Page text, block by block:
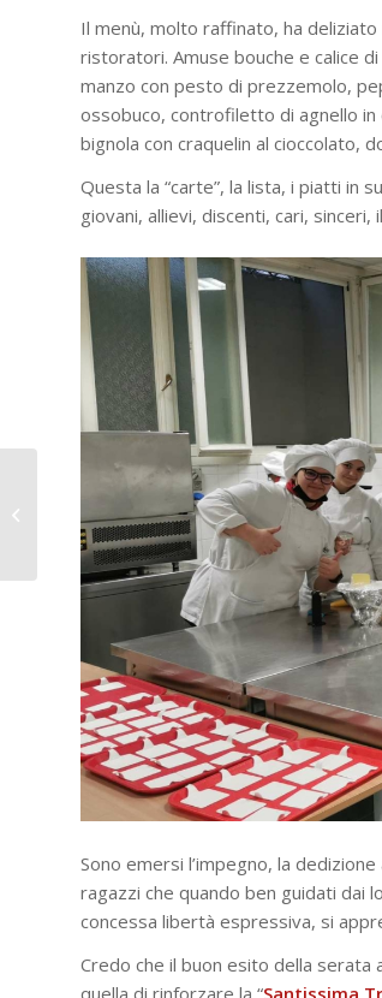
Il menù, molto raffinato, ha deliziato
ristoratori. Amuse bouche e calice
manzo con pesto di prezzemolo,
ossobuco, controfiletto di agnello
bignola con craquelin al cioccolato,
Questa la “carte”, la lista, i piatti in
giovani, allievi, discenti, cari,
Sono emersi l’impegno, la
ragazzi che quando ben guidati dai
concessa libertà espressiva, si
Credo che il buon esito della serata
valore degli studenti
CNOS-FAP...